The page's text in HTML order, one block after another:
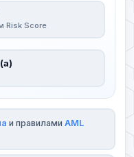
Risk Score
и правилами AML